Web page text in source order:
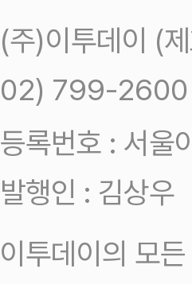
(주)이투데이 (
02) 799-2600
등록번호 : 서
발행인 : 김상우
이투데이의 모